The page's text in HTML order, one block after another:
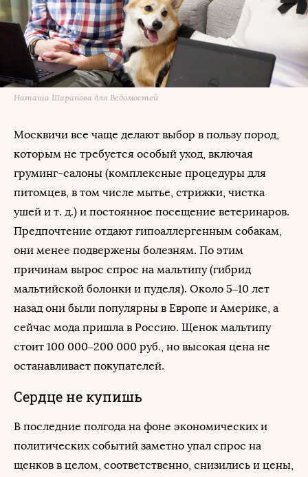
Наташа Шарапова для Ведомостей
Москвичи все чаще делают выбор в пользу пород,
которым не требуется особый уход, включая
груминг-салоны (комплексные процедуры для
питомцев, в том числе мытье, стрижки, чистка
ушей и т. д.) и постоянное посещение ветеринаров.
Предпочтение отдают гипоаллергенным собакам,
они менее подвержены болезням. По этим
причинам вырос спрос на мальтипу (гибрид
мальтийской болонки и пуделя). Около 5–10 лет
назад они были популярны в Европе и Америке, а
сейчас мода пришла в Россию. Щенок мальтипу
стоит 100 000–200 000 руб., но высокая цена не
останавливает покупателей.
Сердце не купишь
В последние полгода на фоне экономических и
политических событий заметно упал спрос на
щенков в целом, соответственно, снизились и цены,